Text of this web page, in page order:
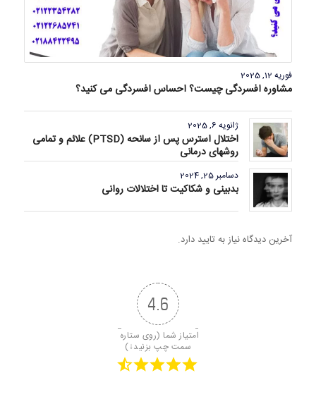
فوریه 12, 2025
مشاوره افسردگی چیست؟ احساس افسردگی می کنید؟
ژانویه 6, 2025
اختلال استرس پس از سانحه (PTSD) علائم و تمامی
روشهای درمانی
دسامبر 25, 2024
بدبینی و شکاکیت تا اختلالات روانی
آخرین دیدگاه نیاز به تایید دارد.
4.6
امتیاز شما (روی ستاره
سمت چپ بزنید↓)